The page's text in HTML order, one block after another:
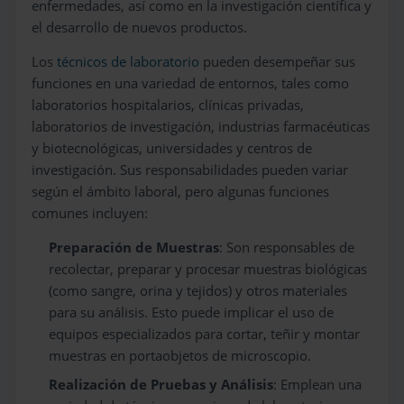
enfermedades, así como en la investigación científica y
el desarrollo de nuevos productos.
Los técnicos de laboratorio pueden desempeñar sus
funciones en una variedad de entornos, tales como
laboratorios hospitalarios, clínicas privadas,
laboratorios de investigación, industrias farmacéuticas
y biotecnológicas, universidades y centros de
investigación. Sus responsabilidades pueden variar
según el ámbito laboral, pero algunas funciones
comunes incluyen:
Preparación de Muestras: Son responsables de
recolectar, preparar y procesar muestras biológicas
(como sangre, orina y tejidos) y otros materiales
para su análisis. Esto puede implicar el uso de
equipos especializados para cortar, teñir y montar
muestras en portaobjetos de microscopio.
Realización de Pruebas y Análisis: Emplean una